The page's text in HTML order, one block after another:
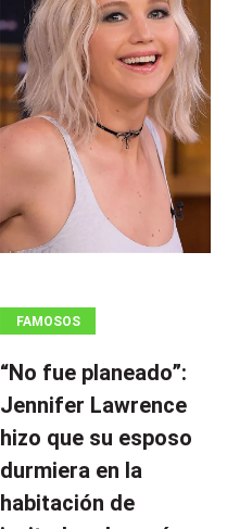
FAMOSOS
“No fue planeado”: ​​
Jennifer Lawrence
hizo que su esposo
durmiera en la
habitación de